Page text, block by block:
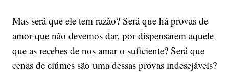
Mas será que ele tem razão? Será que há provas de
amor que não devemos dar, por dispensarem aquele
que as recebes de nos amar o suficiente? Será que
cenas de ciúmes são uma dessas provas indesejáveis?